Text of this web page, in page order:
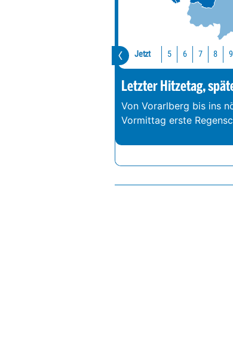
Jetzt 5 6 7 8 9
Letzter Hitzetag,
Von Vorarlberg bis ins
Vormittag erste